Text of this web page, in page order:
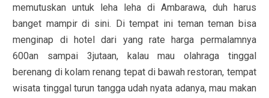
memutuskan untuk leha leha di Ambarawa, duh harus
banget mampir di sini. Di tempat ini teman teman bisa
menginap di hotel dari yang rate harga permalamnya
600an sampai 3jutaan, kalau mau olahraga tinggal
berenang di kolam renang tepat di bawah restoran, tempat
wisata tinggal turun tangga udah nyata adanya, mau makan